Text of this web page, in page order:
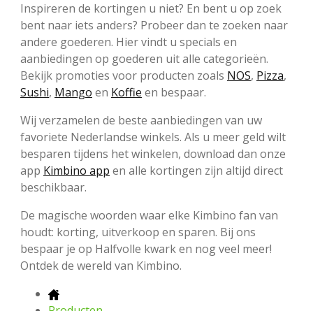
Inspireren de kortingen u niet? En bent u op zoek
bent naar iets anders? Probeer dan te zoeken naar
andere goederen. Hier vindt u specials en
aanbiedingen op goederen uit alle categorieën.
Bekijk promoties voor producten zoals NOS, Pizza,
Sushi, Mango en Koffie en bespaar.
Wij verzamelen de beste aanbiedingen van uw
favoriete Nederlandse winkels. Als u meer geld wilt
besparen tijdens het winkelen, download dan onze
app Kimbino app en alle kortingen zijn altijd direct
beschikbaar.
De magische woorden waar elke Kimbino fan van
houdt: korting, uitverkoop en sparen. Bij ons
bespaar je op Halfvolle kwark en nog veel meer!
Ontdek de wereld van Kimbino.